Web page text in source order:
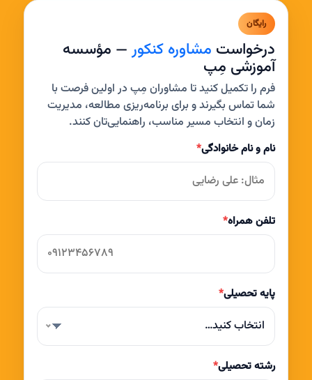
رایگان
درخواست مشاوره کنکور— مؤسسه
آموزشی مِپ
فرم را تکمیل کنید تا مشاوران مِپ در اولین فرصت با
شما تماس بگیرند و برای برنامه‌ریزی مطالعه، مدیریت
زمان و انتخاب مسیر مناسب، راهنمایی‌تان کنند.
نام و نام خانوادگی*
تلفن همراه*
پایه تحصیلی*
انتخاب کنید…
رشته تحصیلی*